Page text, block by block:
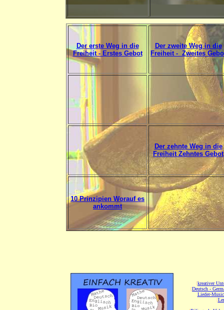
Der erste Weg in die
Freiheit - Erstes Gebot
Der zweite Weg in die
Freiheit - Zweites
Der zehnte Weg in die
Freiheit Zehntes Gebot
10 Prinzipien Worauf es
ankommt
[kreativer
[Deutsch -
Lieder-
[